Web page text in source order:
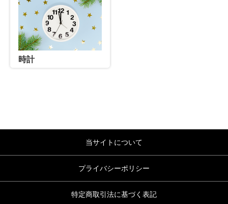
時計
当サイトについて
プライバシーポリシー
特定商取引法に基づく表記